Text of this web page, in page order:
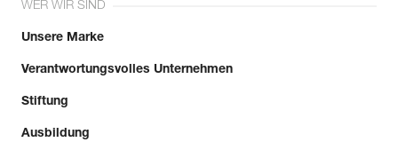
WER WIR SIND
Unsere Marke
Verantwortungsvolles Unternehmen
Stiftung
Ausbildung